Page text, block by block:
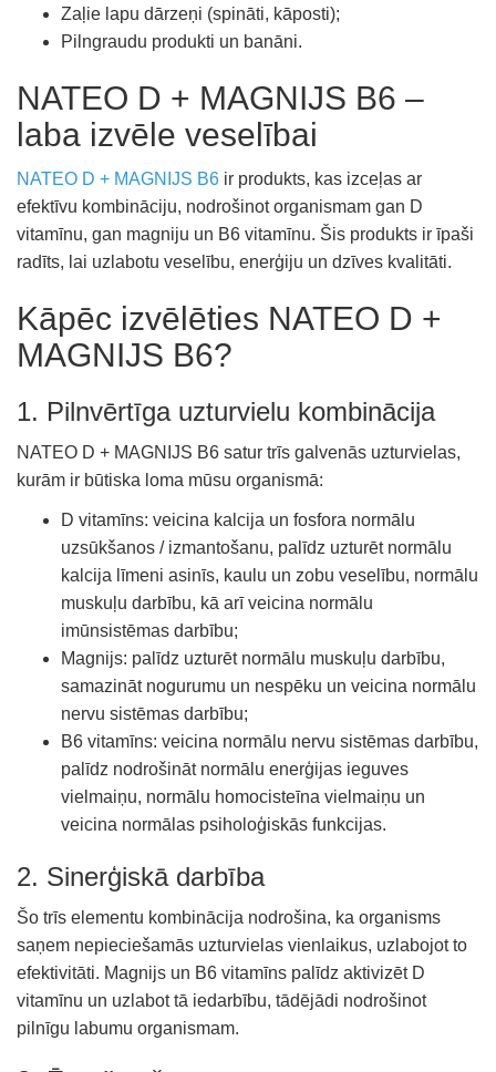
Zaļie lapu dārzeņi (spināti, kāposti);
Pilngraudu produkti un banāni.
NATEO D + MAGNIJS B6 –
laba izvēle veselībai
NATEO D + MAGNIJS B6 ir produkts, kas izceļas ar
efektīvu kombināciju, nodrošinot organismam gan D
vitamīnu, gan magniju un B6 vitamīnu. Šis produkts ir īpaši
radīts, lai uzlabotu veselību, enerģiju un dzīves kvalitāti.
Kāpēc izvēlēties NATEO D +
MAGNIJS B6?
1. Pilnvērtīga uzturvielu kombinācija
NATEO D + MAGNIJS B6 satur trīs galvenās uzturvielas,
kurām ir būtiska loma mūsu organismā:
D vitamīns: veicina kalcija un fosfora normālu
uzsūkšanos / izmantošanu, palīdz uzturēt normālu
kalcija līmeni asinīs, kaulu un zobu veselību, normālu
muskuļu darbību, kā arī veicina normālu
imūnsistēmas darbību;
Magnijs: palīdz uzturēt normālu muskuļu darbību,
samazināt nogurumu un nespēku un veicina normālu
nervu sistēmas darbību;
B6 vitamīns: veicina normālu nervu sistēmas darbību,
palīdz nodrošināt normālu enerģijas ieguves
vielmaiņu, normālu homocisteīna vielmaiņu un
veicina normālas psiholoģiskās funkcijas.
2. Sinerģiskā darbība
Šo trīs elementu kombinācija nodrošina, ka organisms
saņem nepieciešamās uzturvielas vienlaikus, uzlabojot to
efektivitāti. Magnijs un B6 vitamīns palīdz aktivizēt D
vitamīnu un uzlabot tā iedarbību, tādējādi nodrošinot
pilnīgu labumu organismam.